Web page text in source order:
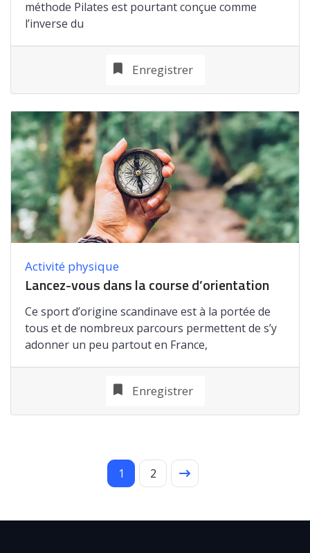
méthode Pilates est pourtant conçue comme
l’inverse du
Enregistrer
Activité physique
Lancez-vous dans la course d’orientation
Ce sport d’origine scandinave est à la portée de
tous et de nombreux parcours permettent de s’y
adonner un peu partout en France,
Enregistrer
1 2